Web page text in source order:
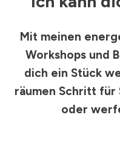
Mit meinen
Workshops und
dich ein Stück
räumen Schritt
oder